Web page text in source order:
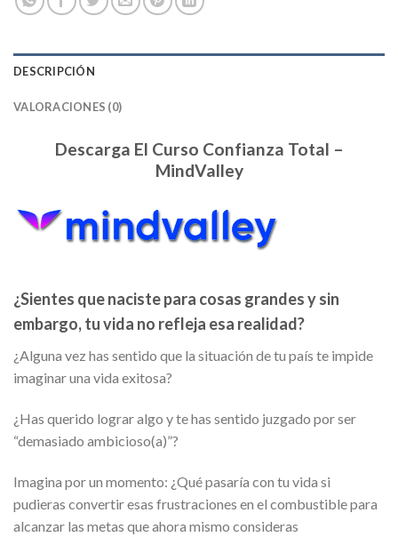
DESCRIPCIÓN
VALORACIONES (0)
Descarga El Curso Confianza Total –
MindValley
¿Sientes que naciste para cosas grandes y sin
embargo, tu vida no refleja esa realidad?
¿Alguna vez has sentido que la situación de tu país te impide
imaginar una vida exitosa?
¿Has querido lograr algo y te has sentido juzgado por ser
“demasiado ambicioso(a)”?
Imagina por un momento: ¿Qué pasaría con tu vida si
pudieras convertir esas frustraciones en el combustible para
alcanzar las metas que ahora mismo consideras